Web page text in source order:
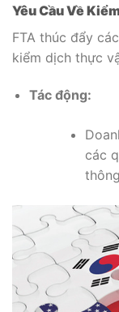
Yêu Cầu Về
FTA thúc đẩy
kiểm dịch thực
Tác động:
các